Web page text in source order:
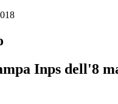
Inps dell'8